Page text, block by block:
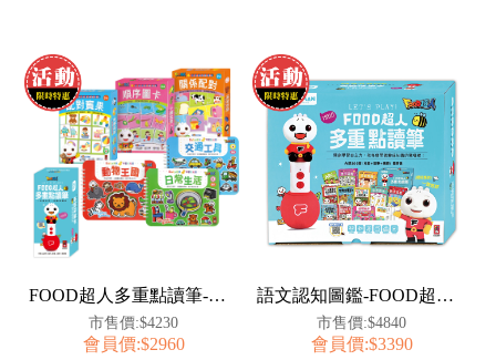
FOOD超人多重點讀筆-認知啟蒙組
市售價:$4230
會員價:$2960
語文認知圖鑑-FOOD超人多重點讀筆套組
市售價:$4840
會員價:$3390